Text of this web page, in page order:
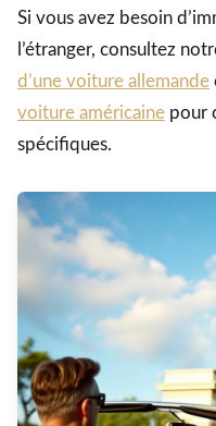
Si vous avez besoin
l’étranger, consultez
d’une voiture allemande
voiture américaine pour
spécifiques.